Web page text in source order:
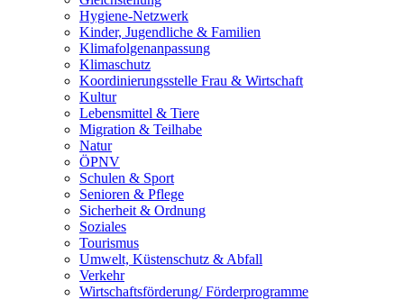
Hygiene-Netzwerk
Kinder, Jugendliche & Familien
Klimafolgenanpassung
Klimaschutz
Koordinierungsstelle Frau & Wirtschaft
Kultur
Lebensmittel & Tiere
Migration & Teilhabe
Natur
ÖPNV
Schulen & Sport
Senioren & Pflege
Sicherheit & Ordnung
Soziales
Tourismus
Umwelt, Küstenschutz & Abfall
Verkehr
Wirtschaftsförderung/ Förderprogramme